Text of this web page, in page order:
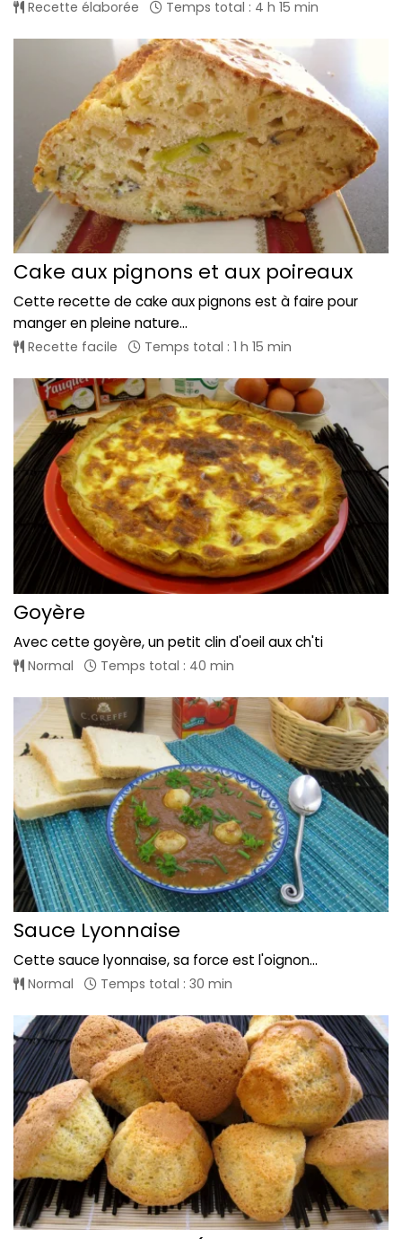
Recette élaborée Temps total : 4 h 15 min
Cake aux pignons et aux poireaux
Cette recette de cake aux pignons est à faire pour
manger en pleine nature...
Recette facile Temps total : 1 h 15 min
Goyère
Avec cette goyère, un petit clin d'oeil aux ch'ti
Normal Temps total : 40 min
Sauce Lyonnaise
Cette sauce lyonnaise, sa force est l'oignon...
Normal Temps total : 30 min